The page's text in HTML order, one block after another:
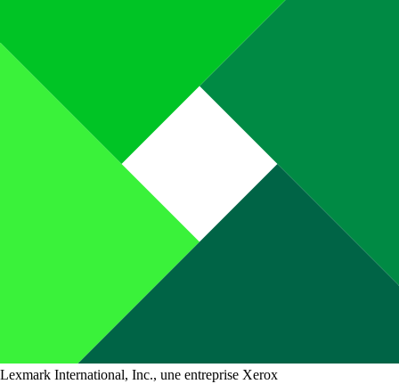
Lexmark International, Inc., une entreprise Xerox